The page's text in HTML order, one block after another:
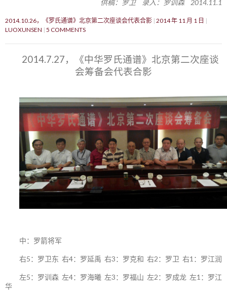
供稿：罗卫 录入：罗训森 2014.11.1
2014.10.26，《罗氏通谱》北京第二次座谈会代表合影 2014 年 11 月 1 日
LUOXUNSEN 5 COMMENTS
2014.7.27，《中华罗氏通谱》北京第二次座谈
会筹备会代表合影
中：罗箭将军
右5：罗卫东 右4：罗延禹 右3：罗克和 右2：罗卫 右1：罗江润
左5：罗训森 左4：罗海曦 左3：罗福山 左2：罗成龙 左1：罗江
华